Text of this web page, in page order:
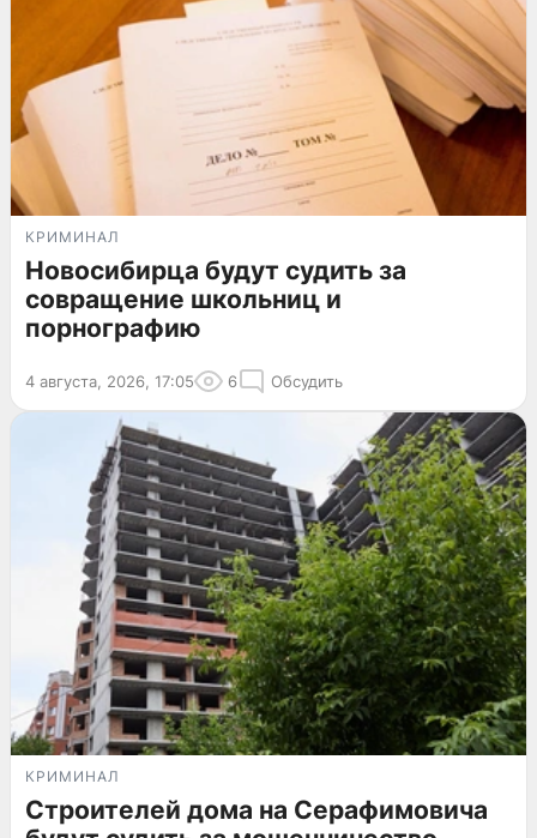
КРИМИНАЛ
Новосибирца будут судить за
совращение школьниц и
порнографию
4 августа, 2026, 17:05 6 Обсудить
КРИМИНАЛ
Строителей дома на Серафимовича